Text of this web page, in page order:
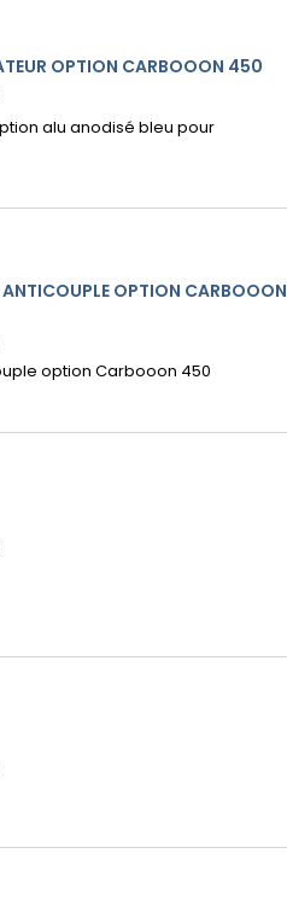
OPTION CARBOOON 450
alu anodisé bleu pour
OPTION CARBOOON
option Carbooon 450